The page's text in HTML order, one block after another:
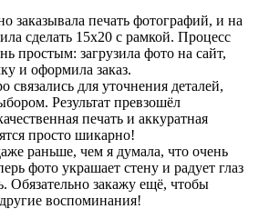
заказывала печать фотографий, и на
сделать 15х20 с рамкой. Процесс
простым: загрузила фото на сайт,
и оформила заказ.
связались для уточнения деталей,
Результат превзошёл
печать и аккуратная
просто шикарно!
раньше, чем я думала, что очень
фото украшает стену и радует глаз
Обязательно закажу ещё, чтобы
другие воспоминания!